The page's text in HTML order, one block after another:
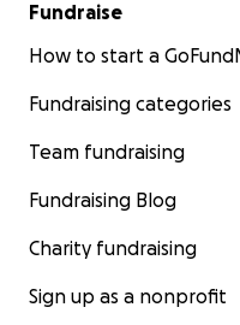
Fundraise
How to start a
Fundraising categories
Team fundraising
Fundraising Blog
Charity fundraising
Sign up as a nonprofit